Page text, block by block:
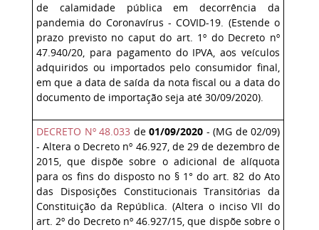
de calamidade pública em decorrência da
pandemia do Coronavírus - COVID-19. (Estende o
prazo previsto no caput do art. 1º do Decreto nº
47.940/20, para pagamento do IPVA, aos veículos
adquiridos ou importados pelo consumidor final,
em que a data de saída da nota fiscal ou a data do
documento de importação seja até 30/09/2020).
DECRETO Nº 48.033 de 01/09/2020 - (MG de 02/09)
- Altera o Decreto nº 46.927, de 29 de dezembro de
2015, que dispõe sobre o adicional de alíquota
para os fins do disposto no § 1° do art. 82 do Ato
das Disposições Constitucionais Transitórias da
Constituição da República. (Altera o inciso VII do
art. 2º do Decreto nº 46.927/15, que dispõe sobre o